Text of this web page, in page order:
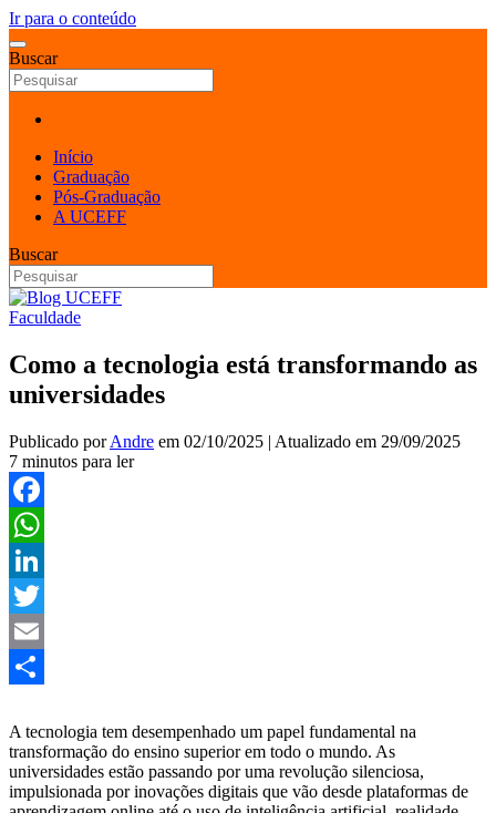
Ir para o conteúdo
Buscar
Início
Graduação
Pós-Graduação
A UCEFF
Buscar
Faculdade
Como a tecnologia está transformando as
universidades
Publicado porAndre em 02/10/2025 | Atualizado em 29/09/2025
7 minutos para ler
Facebook
WhatsApp
LinkedIn
Twitter
Email
A tecnologia tem desempenhado um papel fundamental na
transformação do ensino superior em todo o mundo. As
universidades estão passando por uma revolução silenciosa,
impulsionada por inovações digitais que vão desde plataformas de